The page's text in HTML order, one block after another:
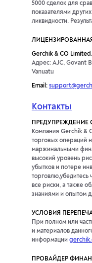
5000 сделок для
показателями
ликвидности.
Gerchik & CO Limited.
Адрес: AJC, Govant
Vanuatu
Email:
Контакты
ПРЕДУПРЕЖДЕНИЕ
Компания Gerchik &
торговых операций
маржинальными
высокий уровень
убытков и потере
торговлю,убедитесь
все риски, а также
знаниями и опытом
УСЛОВИЯ
При полном или
и материалов
информации
ПРОВАЙДЕР